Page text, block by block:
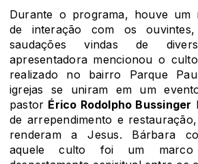
Durante o programa, houve um
de interação com os
saudações vindas de
apresentadora mencionou o culto
realizado no bairro Parque
igrejas se uniram em um
pastor Érico Rodolpho Bussinger
de arrependimento e
renderam a Jesus. Bárbara
aquele culto foi um